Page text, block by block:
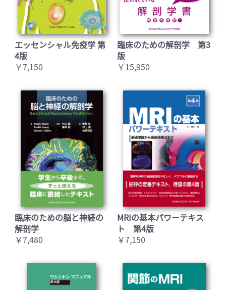
エッセンシャル免疫学 第
4版
￥7,150
臨床のための解剖学 第3
版
￥15,950
臨床のための脳と神経の
解剖学
￥7,480
MRIの基本パワーテキス
ト 第4版
￥7,150